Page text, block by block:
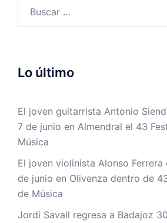
Lo último
El joven guitarrista Antonio
7 de junio en Almendral el 43
Música
El joven violinista Alonso
de junio en Olivenza dentro de
de Música
Jordi Savall regresa a Badajoz